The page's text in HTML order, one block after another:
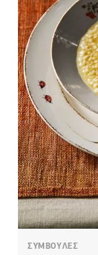
ΣΥΜΒΟΥΛΕΣ